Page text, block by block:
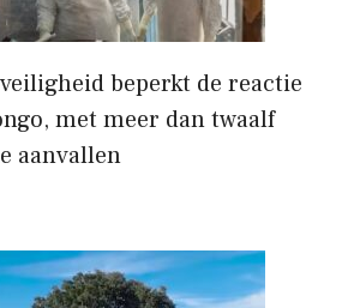
beperkt de reactie
met meer dan twaalf
aanvallen